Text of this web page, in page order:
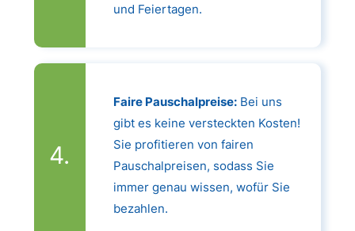
und Feiertagen.
Faire Pauschalpreise:Bei uns
gibt es keine versteckten Kosten!
Sie profitieren von fairen
Pauschalpreisen, sodass Sie
immer genau wissen, wofür Sie
bezahlen.